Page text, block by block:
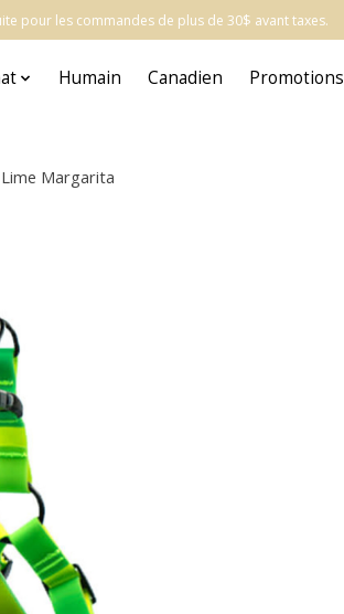
pour les commandes de plus de 30$ avant taxes.
Humain Canadien Promotions
Margarita